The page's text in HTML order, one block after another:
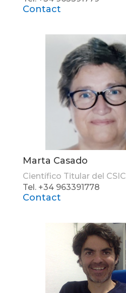
Contact
Marta Casado
Científico Titular del CSIC
Tel. +34 963391778
Contact